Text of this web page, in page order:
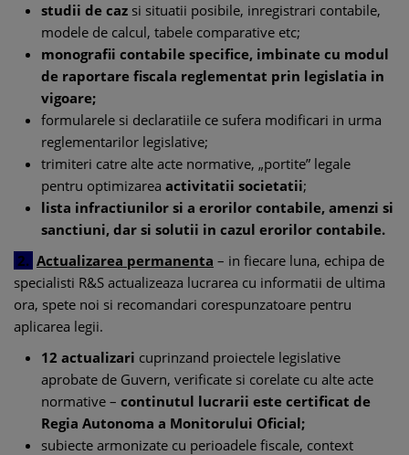
studii de caz si situatii posibile, inregistrari contabile,
modele de calcul, tabele comparative etc;
monografii contabile specifice, imbinate cu modul
de raportare fiscala reglementat prin legislatia in
vigoare;
formularele si declaratiile ce sufera modificari in urma
reglementarilor legislative;
trimiteri catre alte acte normative, „portite” legale
pentru optimizarea activitatii societatii;
lista infractiunilor si a erorilor contabile, amenzi si
sanctiuni, dar si solutii in cazul erorilor contabile.
2. Actualizarea permanenta – in fiecare luna, echipa de
specialisti R&S actualizeaza lucrarea cu informatii de ultima
ora, spete noi si recomandari corespunzatoare pentru
aplicarea legii.
12 actualizari cuprinzand proiectele legislative
aprobate de Guvern, verificate si corelate cu alte acte
normative – continutul lucrarii este certificat de
Regia Autonoma a Monitorului Oficial;
subiecte armonizate cu perioadele fiscale, context